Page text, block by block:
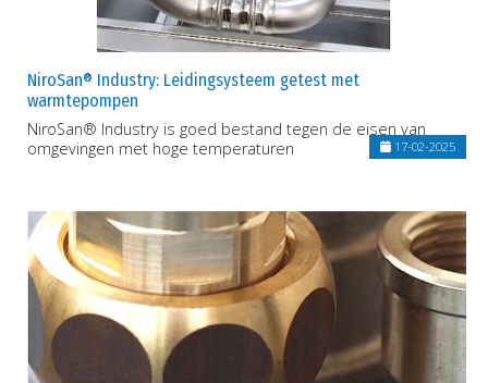
NiroSan® Industry: Leidingsysteem getest met
warmtepompen
NiroSan® Industry is goed bestand tegen de eisen van
omgevingen met hoge temperaturen
17-02-2025